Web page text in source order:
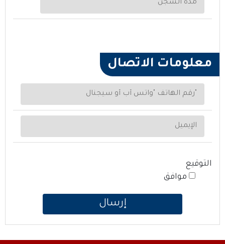
معلومات الاتصال
التوقيع
موافق